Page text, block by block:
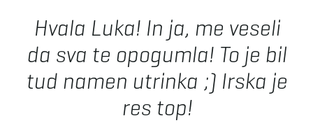
Hvala Luka! In ja, me veseli
da sva te opogumla! To je bil
tud namen utrinka ;) Irska je
res top!